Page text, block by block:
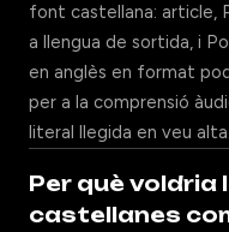
font castellana: article,
a llengua de sortida, i
en anglès en format
per a la comprensió
literal llegida en veu alta.
Per què voldria
castellanes